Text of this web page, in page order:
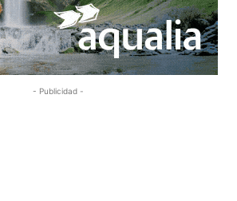
- Publicidad -